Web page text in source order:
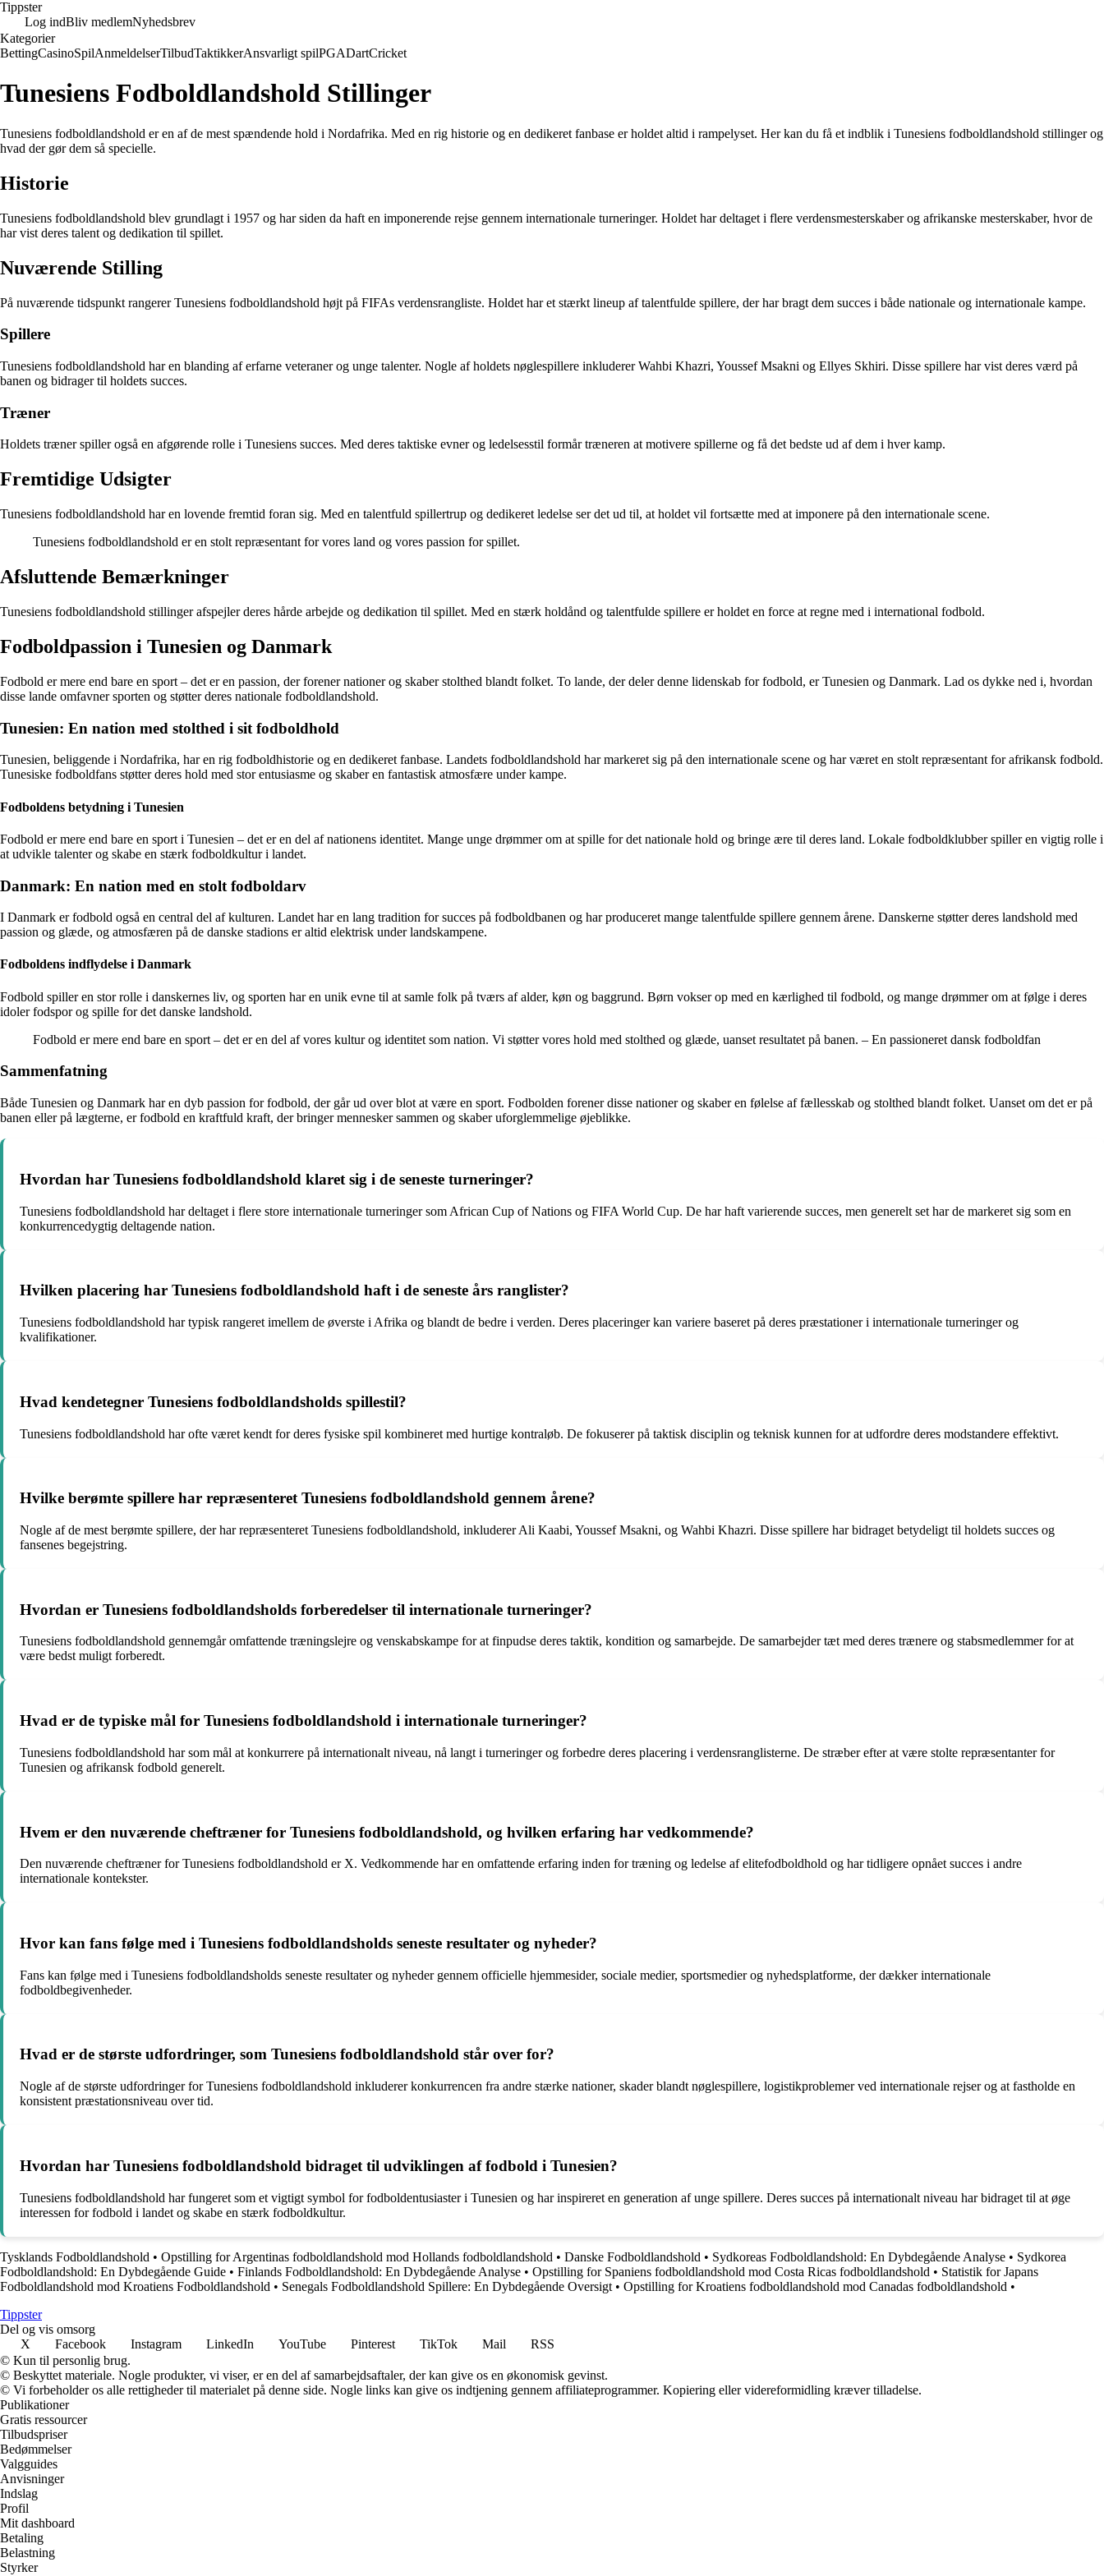
Tippster
Log indBliv medlemNyhedsbrev
Kategorier
BettingCasinoSpilAnmeldelserTilbudTaktikkerAnsvarligt spilPGADartCricket
Tunesiens Fodboldlandshold Stillinger
Tunesiens fodboldlandshold er en af de mest spændende hold i Nordafrika. Med en rig historie og en dedikeret fanbase er holdet altid i rampelyset. Her kan du få et indblik i Tunesiens fodboldlandshold stillinger og
hvad der gør dem så specielle.
Historie
Tunesiens fodboldlandshold blev grundlagt i 1957 og har siden da haft en imponerende rejse gennem internationale turneringer. Holdet har deltaget i flere verdensmesterskaber og afrikanske mesterskaber, hvor de
har vist deres talent og dedikation til spillet.
Nuværende Stilling
På nuværende tidspunkt rangerer Tunesiens fodboldlandshold højt på FIFAs verdensrangliste. Holdet har et stærkt lineup af talentfulde spillere, der har bragt dem succes i både nationale og internationale kampe.
Spillere
Tunesiens fodboldlandshold har en blanding af erfarne veteraner og unge talenter. Nogle af holdets nøglespillere inkluderer Wahbi Khazri, Youssef Msakni og Ellyes Skhiri. Disse spillere har vist deres værd på
banen og bidrager til holdets succes.
Træner
Holdets træner spiller også en afgørende rolle i Tunesiens succes. Med deres taktiske evner og ledelsesstil formår træneren at motivere spillerne og få det bedste ud af dem i hver kamp.
Fremtidige Udsigter
Tunesiens fodboldlandshold har en lovende fremtid foran sig. Med en talentfuld spillertrup og dedikeret ledelse ser det ud til, at holdet vil fortsætte med at imponere på den internationale scene.
Tunesiens fodboldlandshold er en stolt repræsentant for vores land og vores passion for spillet.
Afsluttende Bemærkninger
Tunesiens fodboldlandshold stillinger afspejler deres hårde arbejde og dedikation til spillet. Med en stærk holdånd og talentfulde spillere er holdet en force at regne med i international fodbold.
Fodboldpassion i Tunesien og Danmark
Fodbold er mere end bare en sport – det er en passion, der forener nationer og skaber stolthed blandt folket. To lande, der deler denne lidenskab for fodbold, er Tunesien og Danmark. Lad os dykke ned i, hvordan
disse lande omfavner sporten og støtter deres nationale fodboldlandshold.
Tunesien: En nation med stolthed i sit fodboldhold
Tunesien, beliggende i Nordafrika, har en rig fodboldhistorie og en dedikeret fanbase. Landets fodboldlandshold har markeret sig på den internationale scene og har været en stolt repræsentant for afrikansk fodbold.
Tunesiske fodboldfans støtter deres hold med stor entusiasme og skaber en fantastisk atmosfære under kampe.
Fodboldens betydning i Tunesien
Fodbold er mere end bare en sport i Tunesien – det er en del af nationens identitet. Mange unge drømmer om at spille for det nationale hold og bringe ære til deres land. Lokale fodboldklubber spiller en vigtig rolle i
at udvikle talenter og skabe en stærk fodboldkultur i landet.
Danmark: En nation med en stolt fodboldarv
I Danmark er fodbold også en central del af kulturen. Landet har en lang tradition for succes på fodboldbanen og har produceret mange talentfulde spillere gennem årene. Danskerne støtter deres landshold med
passion og glæde, og atmosfæren på de danske stadions er altid elektrisk under landskampene.
Fodboldens indflydelse i Danmark
Fodbold spiller en stor rolle i danskernes liv, og sporten har en unik evne til at samle folk på tværs af alder, køn og baggrund. Børn vokser op med en kærlighed til fodbold, og mange drømmer om at følge i deres
idoler fodspor og spille for det danske landshold.
Fodbold er mere end bare en sport – det er en del af vores kultur og identitet som nation. Vi støtter vores hold med stolthed og glæde, uanset resultatet på banen. – En passioneret dansk fodboldfan
Sammenfatning
Både Tunesien og Danmark har en dyb passion for fodbold, der går ud over blot at være en sport. Fodbolden forener disse nationer og skaber en følelse af fællesskab og stolthed blandt folket. Uanset om det er på
banen eller på lægterne, er fodbold en kraftfuld kraft, der bringer mennesker sammen og skaber uforglemmelige øjeblikke.
Hvordan har Tunesiens fodboldlandshold klaret sig i de seneste turneringer?
Tunesiens fodboldlandshold har deltaget i flere store internationale turneringer som African Cup of Nations og FIFA World Cup. De har haft varierende succes, men generelt set har de markeret sig som en
konkurrencedygtig deltagende nation.
Hvilken placering har Tunesiens fodboldlandshold haft i de seneste års ranglister?
Tunesiens fodboldlandshold har typisk rangeret imellem de øverste i Afrika og blandt de bedre i verden. Deres placeringer kan variere baseret på deres præstationer i internationale turneringer og
kvalifikationer.
Hvad kendetegner Tunesiens fodboldlandsholds spillestil?
Tunesiens fodboldlandshold har ofte været kendt for deres fysiske spil kombineret med hurtige kontraløb. De fokuserer på taktisk disciplin og teknisk kunnen for at udfordre deres modstandere effektivt.
Hvilke berømte spillere har repræsenteret Tunesiens fodboldlandshold gennem årene?
Nogle af de mest berømte spillere, der har repræsenteret Tunesiens fodboldlandshold, inkluderer Ali Kaabi, Youssef Msakni, og Wahbi Khazri. Disse spillere har bidraget betydeligt til holdets succes og
fansenes begejstring.
Hvordan er Tunesiens fodboldlandsholds forberedelser til internationale turneringer?
Tunesiens fodboldlandshold gennemgår omfattende træningslejre og venskabskampe for at finpudse deres taktik, kondition og samarbejde. De samarbejder tæt med deres trænere og stabsmedlemmer for at
være bedst muligt forberedt.
Hvad er de typiske mål for Tunesiens fodboldlandshold i internationale turneringer?
Tunesiens fodboldlandshold har som mål at konkurrere på internationalt niveau, nå langt i turneringer og forbedre deres placering i verdensranglisterne. De stræber efter at være stolte repræsentanter for
Tunesien og afrikansk fodbold generelt.
Hvem er den nuværende cheftræner for Tunesiens fodboldlandshold, og hvilken erfaring har vedkommende?
Den nuværende cheftræner for Tunesiens fodboldlandshold er X. Vedkommende har en omfattende erfaring inden for træning og ledelse af elitefodboldhold og har tidligere opnået succes i andre
internationale kontekster.
Hvor kan fans følge med i Tunesiens fodboldlandsholds seneste resultater og nyheder?
Fans kan følge med i Tunesiens fodboldlandsholds seneste resultater og nyheder gennem officielle hjemmesider, sociale medier, sportsmedier og nyhedsplatforme, der dækker internationale
fodboldbegivenheder.
Hvad er de største udfordringer, som Tunesiens fodboldlandshold står over for?
Nogle af de største udfordringer for Tunesiens fodboldlandshold inkluderer konkurrencen fra andre stærke nationer, skader blandt nøglespillere, logistikproblemer ved internationale rejser og at fastholde en
konsistent præstationsniveau over tid.
Hvordan har Tunesiens fodboldlandshold bidraget til udviklingen af fodbold i Tunesien?
Tunesiens fodboldlandshold har fungeret som et vigtigt symbol for fodboldentusiaster i Tunesien og har inspireret en generation af unge spillere. Deres succes på internationalt niveau har bidraget til at øge
interessen for fodbold i landet og skabe en stærk fodboldkultur.
Tysklands Fodboldlandshold • Opstilling for Argentinas fodboldlandshold mod Hollands fodboldlandshold • Danske Fodboldlandshold • Sydkoreas Fodboldlandshold: En Dybdegående Analyse • Sydkorea
Fodboldlandshold: En Dybdegående Guide • Finlands Fodboldlandshold: En Dybdegående Analyse • Opstilling for Spaniens fodboldlandshold mod Costa Ricas fodboldlandshold • Statistik for Japans
Fodboldlandshold mod Kroatiens Fodboldlandshold • Senegals Fodboldlandshold Spillere: En Dybdegående Oversigt • Opstilling for Kroatiens fodboldlandshold mod Canadas fodboldlandshold •
Tippster
Del og vis omsorg
X
Facebook Instagram LinkedIn YouTube Pinterest TikTok Mail
RSS
© Kun til personlig brug.
© Beskyttet materiale. Nogle produkter, vi viser, er en del af samarbejdsaftaler, der kan give os en økonomisk gevinst.
© Vi forbeholder os alle rettigheder til materialet på denne side. Nogle links kan give os indtjening gennem affiliateprogrammer. Kopiering eller videreformidling kræver tilladelse.
Publikationer
Gratis ressourcer
Tilbudspriser
Bedømmelser
Valgguides
Anvisninger
Indslag
Profil
Mit dashboard
Betaling
Belastning
Styrker